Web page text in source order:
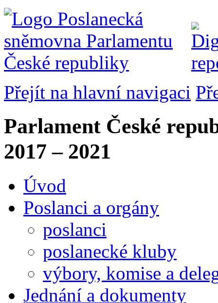
Přejít na hlavní navigaci
Parlament České
2017 – 2021
Úvod
Poslanci a orgány
poslanci
poslanecké kluby
výbory, komise a
Jednání a dokumenty